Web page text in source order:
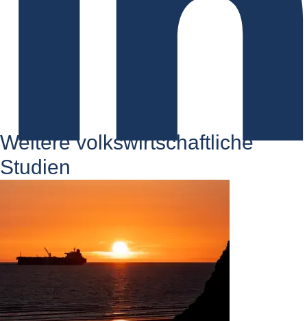
Weitere volkswirtschaftliche
Studien